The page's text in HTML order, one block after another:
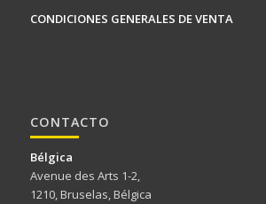
CONDICIONES GENERALES DE VENTA
CONTACTO
Bélgica
Avenue des Arts 1-2,
1210, Bruselas, Bélgica